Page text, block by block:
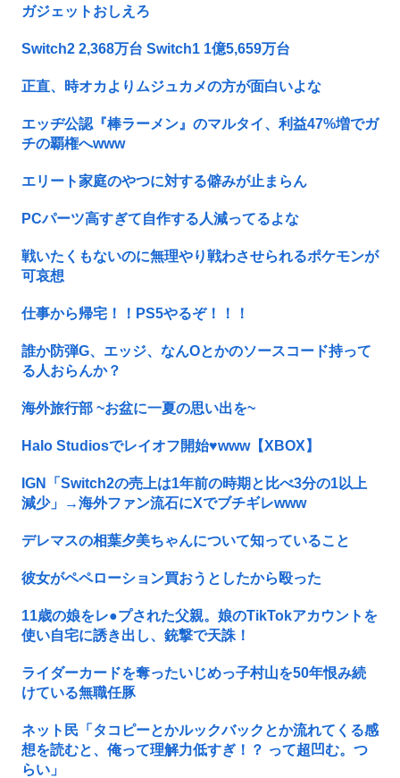
ガジェットおしえろ
Switch2 2,368万台 Switch1 1億5,659万台
正直、時オカよりムジュカメの方が面白いよな
エッヂ公認『棒ラーメン』のマルタイ、利益47%増でガ
チの覇権へwww
エリート家庭のやつに対する僻みが止まらん
PCパーツ高すぎて自作する人減ってるよな
戦いたくもないのに無理やり戦わさせられるポケモンが
可哀想
仕事から帰宅！！PS5やるぞ！！！
誰か防弾G、エッジ、なんOとかのソースコード持って
る人おらんか？
海外旅行部 ~お盆に一夏の思い出を~
Halo Studiosでレイオフ開始♥www【XBOX】
IGN「Switch2の売上は1年前の時期と比べ3分の1以上
減少」→海外ファン流石にXでブチギレwww
デレマスの相葉夕美ちゃんについて知っていること
彼女がペペローション買おうとしたから殴った
11歳の娘をレ●プされた父親。娘のTikTokアカウントを
使い自宅に誘き出し、銃撃で天誅！
ライダーカードを奪ったいじめっ子村山を50年恨み続
けている無職任豚
ネット民「タコピーとかルックバックとか流れてくる感
想を読むと、俺って理解力低すぎ！？ って超凹む。つ
らい」